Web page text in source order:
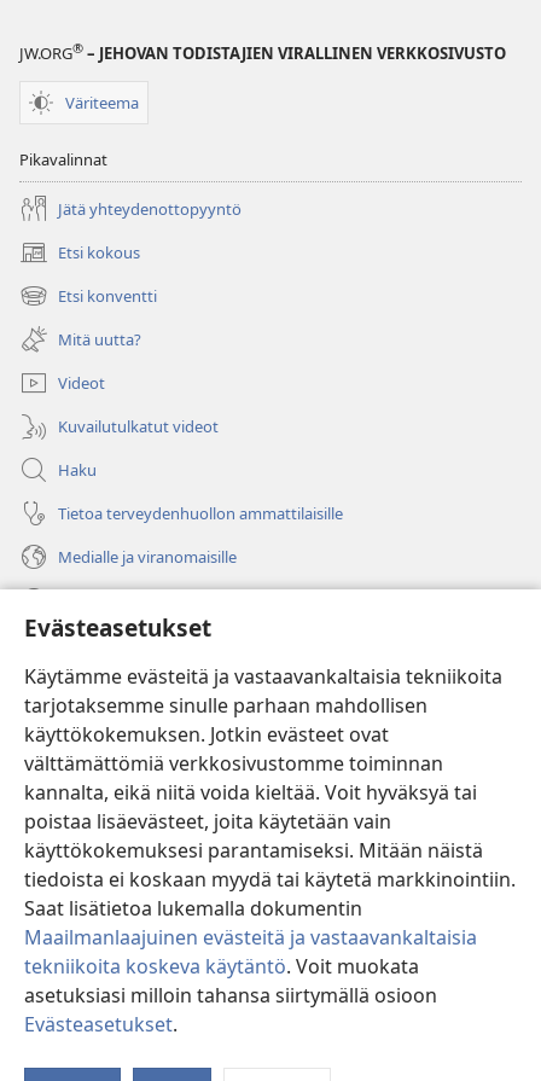
Evästeasetukset
Käytämme evästeitä ja vastaavankaltaisia tekniikoita
tarjotaksemme sinulle parhaan mahdollisen
käyttökokemuksen. Jotkin evästeet ovat
välttämättömiä verkkosivustomme toiminnan
kannalta, eikä niitä voida kieltää. Voit hyväksyä tai
poistaa lisäevästeet, joita käytetään vain
käyttökokemuksesi parantamiseksi. Mitään näistä
tiedoista ei koskaan myydä tai käytetä markkinointiin.
Saat lisätietoa lukemalla dokumentin
Maailmanlaajuinen evästeitä ja vastaavankaltaisia
tekniikoita koskeva käytäntö. Voit muokata
asetuksiasi milloin tahansa siirtymällä osioon
Evästeasetukset.
JW.ORG® – JEHOVAN TODISTAJIEN VIRALLINEN VERKKOSIVUSTO
Väriteema
Pikavalinnat
Jätä yhteydenottopyyntö
Etsi kokous
(avaa
uuden
ikkunan)
Etsi konventti
(avaa
uuden
ikkunan)
Mitä uutta?
Videot
Kuvailutulkatut videot
Haku
Tietoa terveydenhuollon ammattilaisille
Medialle ja viranomaisille
(avaa
uuden
ikkunan)Vartiotornin VERKKOKIRJASTO
(avaa
uuden
ikkunan)JW Hub ®
(avaa
uuden
ikkunan)
®
Watchtower Library
Copyright© 2026 Watch Tower Bible and Tract Society of Pennsylvania.
KÄYTTÖEHDOT|TIETOSUOJAKÄYTÄNTÖ